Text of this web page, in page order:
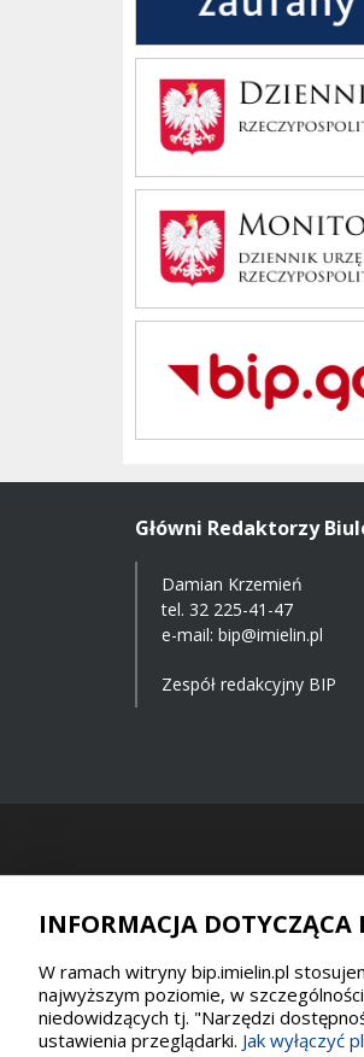
Dziennik Polski
Monitor Polski
Bip Gov pl
Główni Redaktorzy
Damian Krzemień
tel. 32 225-41-47
e-mail: bip@imielin.pl
Zespół redakcyjny BIP
Wykonanie, obsługa, opieka:
INFORMACJA DOTYCZĄCA
W ramach witryny bip.imielin.pl
najwyższym poziomie, w
niedowidzących tj. "Narzędzi
ustawienia przeglądarki. Jak wyłączyć